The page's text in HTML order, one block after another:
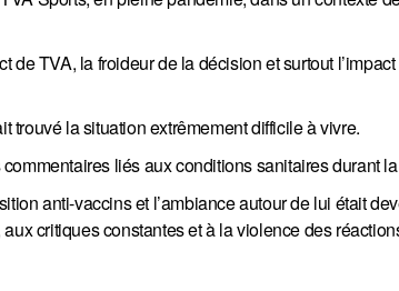
TVA, la froideur de la décision et surtout l’impact
trouvé la situation extrêmement difficile à vivre.
liés aux conditions sanitaires durant
anti-vaccins et l’ambiance autour de lui était
critiques constantes et à la violence des